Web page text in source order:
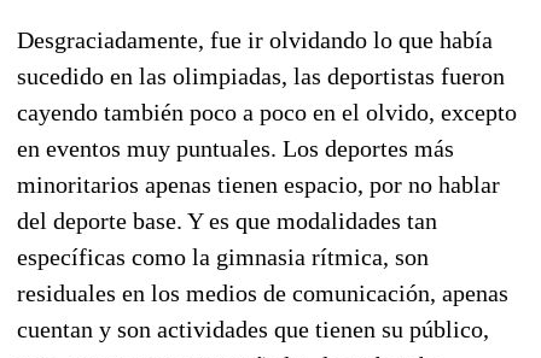
Desgraciadamente, fue ir olvidando lo que había
sucedido en las olimpiadas, las deportistas fueron
cayendo también poco a poco en el olvido, excepto
en eventos muy puntuales. Los deportes más
minoritarios apenas tienen espacio, por no hablar
del deporte base. Y es que modalidades tan
específicas como la gimnasia rítmica, son
residuales en los medios de comunicación, apenas
cuentan y son actividades que tienen su público,